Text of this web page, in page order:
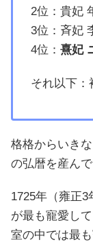
2位：貴妃
3位：斉妃
4位： 熹妃
それ以下：
格格からいき
の弘暦を産ん
1725年（雍正
が最も寵愛し
室の中では最